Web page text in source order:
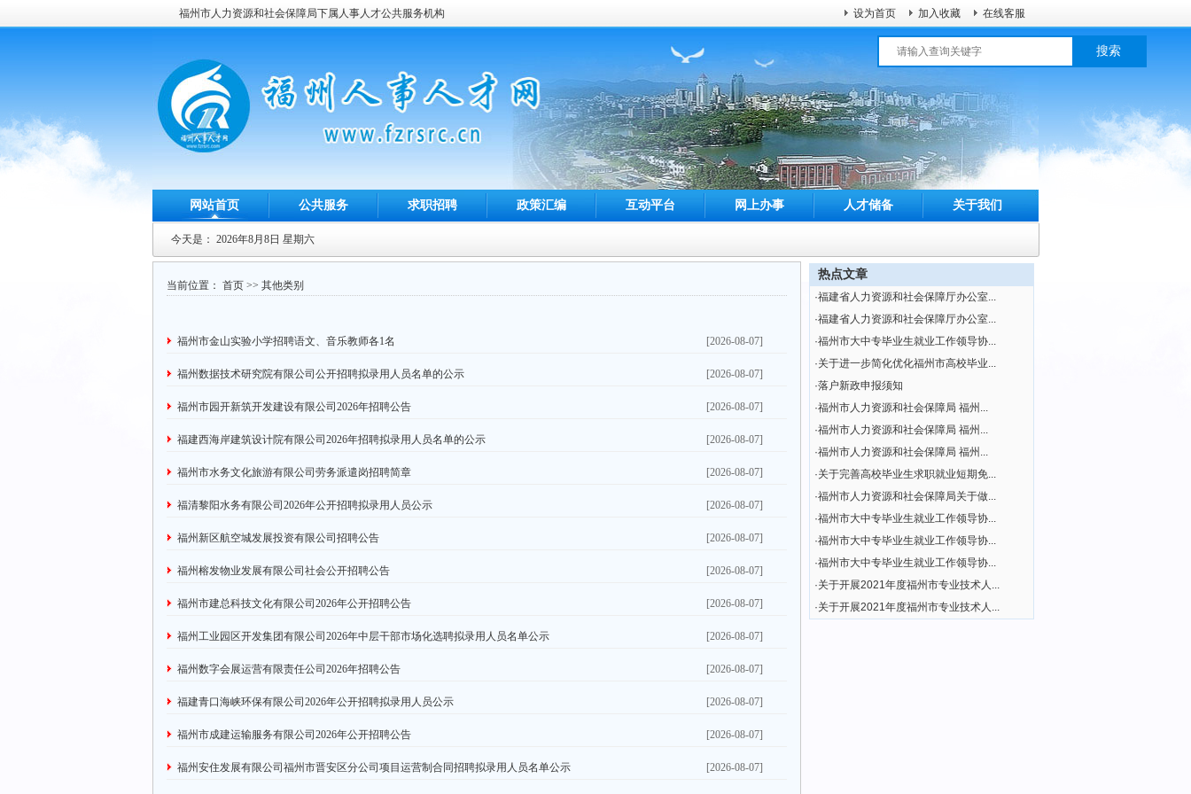
福州市人力资源和社会保障局下属人事人才公共服务机构 设为首页 加入收藏 在线客服
搜索
网站首页 公共服务 求职招聘 政策汇编 互动平台 网上办事 人才储备 关于我们
今天是： 2026年8月8日 星期六
当前位置： 首页 >> 其他类别
福州市金山实验小学招聘语文、音乐教师各1名 [2026-08-07]
福州数据技术研究院有限公司公开招聘拟录用人员名单的公示 [2026-08-07]
福州市园开新筑开发建设有限公司2026年招聘公告 [2026-08-07]
福建西海岸建筑设计院有限公司2026年招聘拟录用人员名单的公示 [2026-08-07]
福州市水务文化旅游有限公司劳务派遣岗招聘简章 [2026-08-07]
福清黎阳水务有限公司2026年公开招聘拟录用人员公示 [2026-08-07]
福州新区航空城发展投资有限公司招聘公告 [2026-08-07]
福州榕发物业发展有限公司社会公开招聘公告 [2026-08-07]
福州市建总科技文化有限公司2026年公开招聘公告 [2026-08-07]
福州工业园区开发集团有限公司2026年中层干部市场化选聘拟录用人员名单公示 [2026-08-07]
福州数字会展运营有限责任公司2026年招聘公告 [2026-08-07]
福建青口海峡环保有限公司2026年公开招聘拟录用人员公示 [2026-08-07]
福州市成建运输服务有限公司2026年公开招聘公告 [2026-08-07]
福州安住发展有限公司福州市晋安区分公司项目运营制合同招聘拟录用人员名单公示 [2026-08-07]
热点文章
·福建省人力资源和社会保障厅办公室...
·福建省人力资源和社会保障厅办公室...
·福州市大中专毕业生就业工作领导协...
·关于进一步简化优化福州市高校毕业...
·落户新政申报须知
·福州市人力资源和社会保障局 福州...
·福州市人力资源和社会保障局 福州...
·福州市人力资源和社会保障局 福州...
·关于完善高校毕业生求职就业短期免...
·福州市人力资源和社会保障局关于做...
·福州市大中专毕业生就业工作领导协...
·福州市大中专毕业生就业工作领导协...
·福州市大中专毕业生就业工作领导协...
·关于开展2021年度福州市专业技术人...
·关于开展2021年度福州市专业技术人...